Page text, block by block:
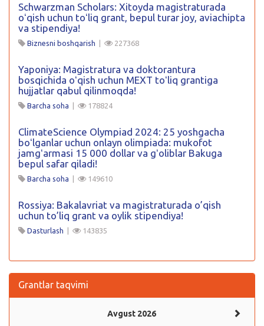
Schwarzman Scholars: Xitoyda magistraturada
oʻqish uchun toʻliq grant, bepul turar joy, aviachipta
va stipendiya!
Biznesni boshqarish | 227368
Yaponiya: Magistratura va doktorantura
bosqichida oʻqish uchun MEXT toʻliq grantiga
hujjatlar qabul qilinmoqda!
Barcha soha | 178824
ClimateScience Olympiad 2024: 25 yoshgacha
boʻlganlar uchun onlayn olimpiada: mukofot
jamgʻarmasi 15 000 dollar va gʻoliblar Bakuga
bepul safar qiladi!
Barcha soha | 149610
Rossiya: Bakalavriat va magistraturada o’qish
uchun to’liq grant va oylik stipendiya!
Dasturlash | 143835
Grantlar taqvimi
Avgust 2026